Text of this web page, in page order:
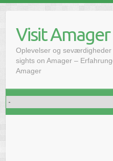
innehållVisit Amager
Oplevelser og
sights on Amager –
Amager